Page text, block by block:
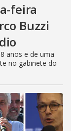
feira
Buzzi
anos e de uma
no gabinete do